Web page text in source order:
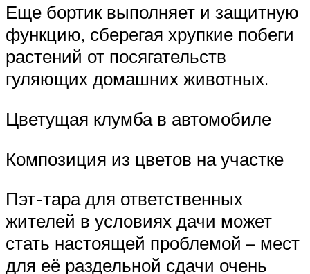
Еще бортик выполняет и защитную
функцию, сберегая хрупкие побеги
растений от посягательств
гуляющих домашних животных.
Цветущая клумба в автомобиле
Композиция из цветов на участке
Пэт-тара для ответственных
жителей в условиях дачи может
стать настоящей проблемой – мест
для её раздельной сдачи очень